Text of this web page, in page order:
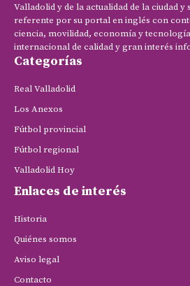
Valladolid y de la actualidad de la ciudad y
referente por su portal en inglés con
ciencia, movilidad, economía y
internacional de calidad y gran interés
Categorías
Real Valladolid
Los Anexos
Fútbol provincial
Fútbol regional
Valladolid Hoy
Enlaces de interés
Historia
Quiénes somos
Aviso legal
Contacto